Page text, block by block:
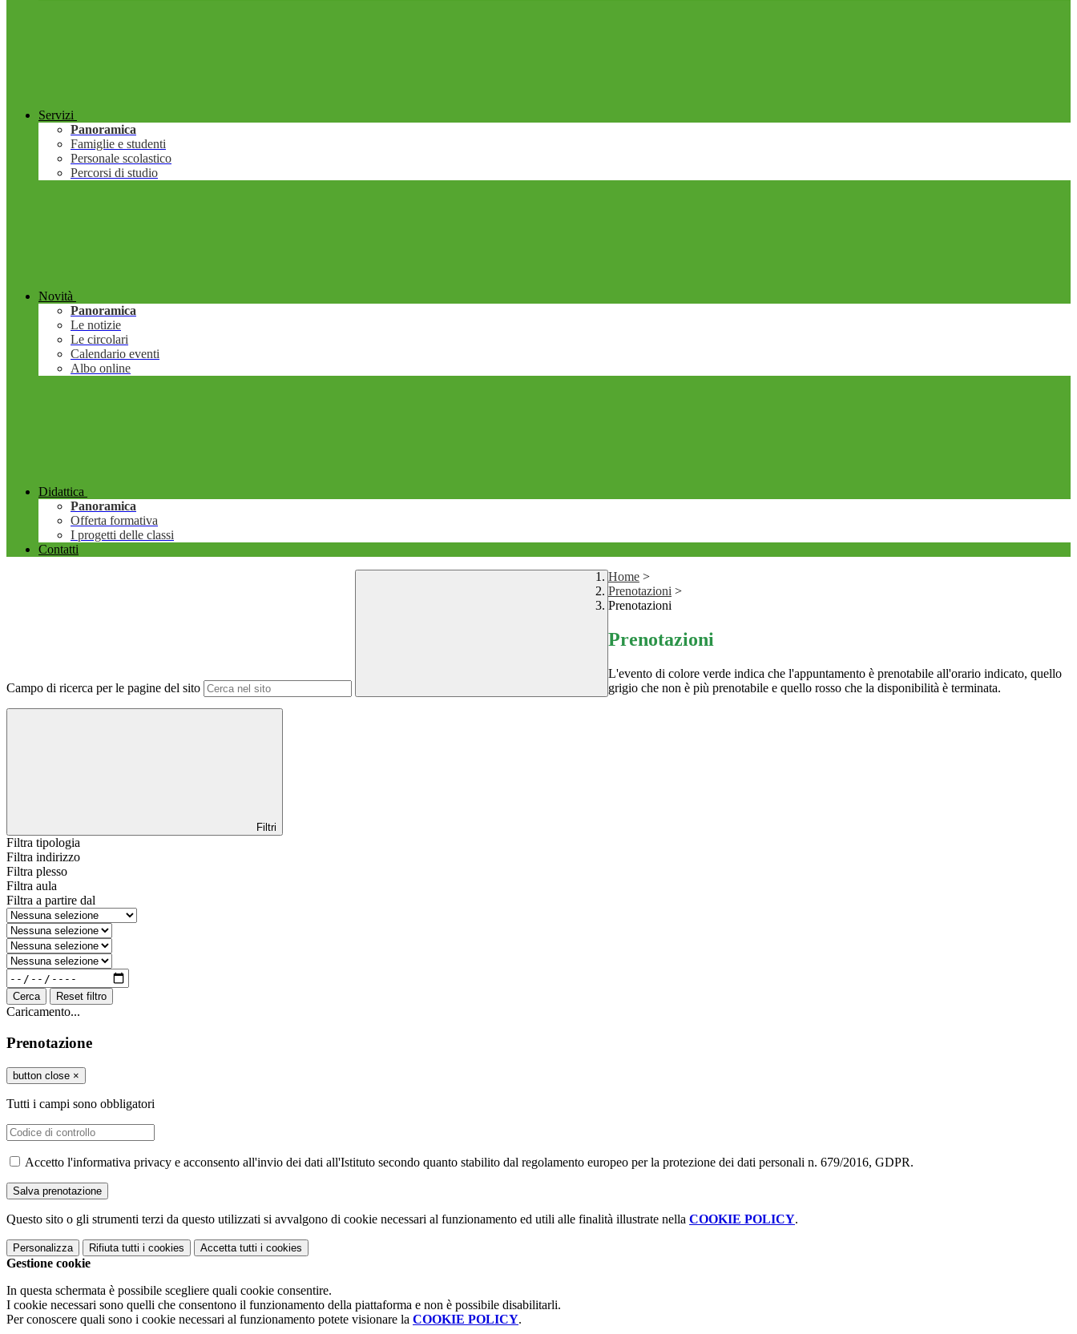
Servizi
Panoramica
Famiglie e studenti
Personale scolastico
Percorsi di studio
Novità
Panoramica
Le notizie
Le circolari
Calendario eventi
Albo online
Didattica
Panoramica
Offerta formativa
I progetti delle classi
Contatti
Campo di ricerca per le pagine del sito
Home >
Prenotazioni >
Prenotazioni
Prenotazioni
L'evento di colore verde indica che l'appuntamento è prenotabile all'orario indicato, quello
grigio che non è più prenotabile e quello rosso che la disponibilità è terminata.
Filtri
Filtra tipologia
Filtra indirizzo
Filtra plesso
Filtra aula
Filtra a partire dal
Cerca Reset filtro
Caricamento...
Prenotazione
button close ×
Tutti i campi sono obbligatori
Accetto l'informativa privacy e acconsento all'invio dei dati all'Istituto secondo quanto stabilito dal regolamento europeo per la protezione dei dati personali n. 679/2016, GDPR.
Questo sito o gli strumenti terzi da questo utilizzati si avvalgono di cookie necessari al funzionamento ed utili alle finalità illustrate nella COOKIE POLICY.
Personalizza Rifiuta tutti i cookies Accetta tutti i cookies
Gestione cookie
In questa schermata è possibile scegliere quali cookie consentire.
I cookie necessari sono quelli che consentono il funzionamento della piattaforma e non è possibile disabilitarli.
Per conoscere quali sono i cookie necessari al funzionamento potete visionare la COOKIE POLICY.